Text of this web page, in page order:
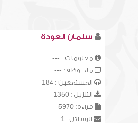
سلمان العودة
معلومات : ---
ملحوظة : ---
المستمعين : 184
التنزيل : 1350
قراءة: 5970
الرسائل : 1